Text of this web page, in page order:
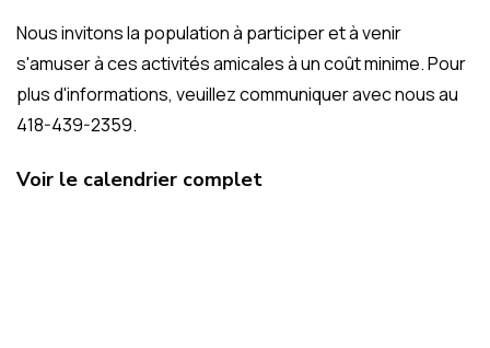
Nous invitons la population à participer et à venir
s'amuser à ces activités amicales à un coût minime. Pour
plus d'informations, veuillez communiquer avec nous au
418-439-2359.
Voir le calendrier complet